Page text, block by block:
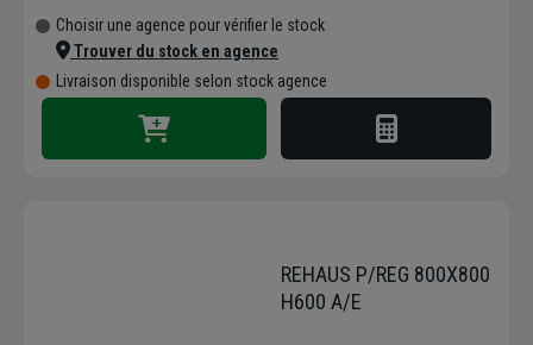
Choisir une agence pour vérifier le stock
Trouver du stock en agence
Livraison disponible selon stock agence
REHAUS P/REG 800X800
H600 A/E